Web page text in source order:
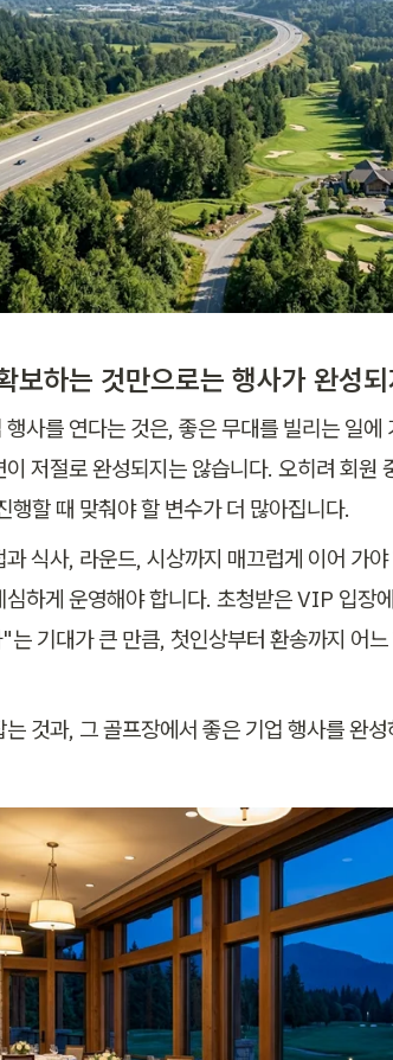
보하는 것만으로는 행사가 완성
사를 연다는 것은, 좋은 무대를 빌리는 일에
저절로 완성되지는 않습니다. 오히려 회원
행할 때 맞춰야 할 변수가 더 많아집니다.
식사, 라운드, 시상까지 매끄럽게 이어 가
심하게 운영해야 합니다. 초청받은 VIP 입장
는 기대가 큰 만큼, 첫인상부터 환송까지 어
것과, 그 골프장에서 좋은 기업 행사를 완